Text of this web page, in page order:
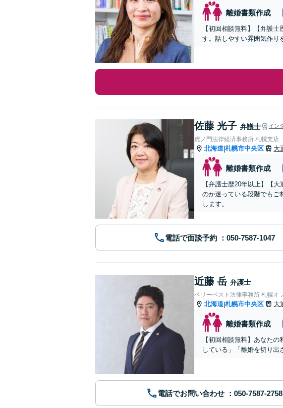
離婚書類作成
【初回相談無料】【弁護
す。話しやすい雰囲気作り
佐藤 光子 弁護士 イン
虎ノ門法律経済事務所 札幌支店
北海道|札幌市中央区 大
離婚書類作成
【弁護士歴20年以上】【
のか迷っている段階でもご
します。
電話で面談予約
近藤 岳 弁護士
ベリーベスト法律事務所 札幌オ
北海道|札幌市中央区 大
離婚書類作成
【初回相談無料】あなた
している」「離婚を切り出
電話でお問い合わせ